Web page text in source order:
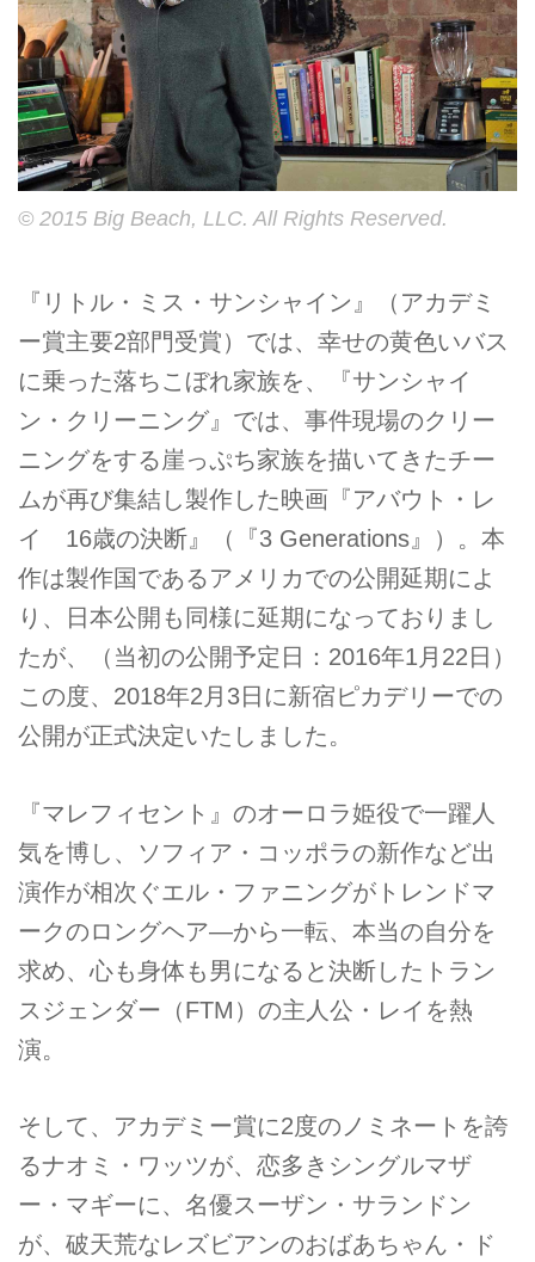
© 2015 Big Beach, LLC. All Rights Reserved.
『リトル・ミス・サンシャイン』（アカデミ
ー賞主要2部門受賞）では、幸せの黄色いバス
に乗った落ちこぼれ家族を、『サンシャイ
ン・クリーニング』では、事件現場のクリー
ニングをする崖っぷち家族を描いてきたチー
ムが再び集結し製作した映画『アバウト・レ
イ 16歳の決断』（『3 Generations』）。本
作は製作国であるアメリカでの公開延期によ
り、日本公開も同様に延期になっておりまし
たが、（当初の公開予定日：2016年1月22日）
この度、2018年2月3日に新宿ピカデリーでの
公開が正式決定いたしました。
『マレフィセント』のオーロラ姫役で一躍人
気を博し、ソフィア・コッポラの新作など出
演作が相次ぐエル・ファニングがトレンドマ
ークのロングヘア―から一転、本当の自分を
求め、心も身体も男になると決断したトラン
スジェンダー（FTM）の主人公・レイを熱
演。
そして、アカデミー賞に2度のノミネートを誇
るナオミ・ワッツが、恋多きシングルマザ
ー・マギーに、名優スーザン・サランドン
が、破天荒なレズビアンのおばあちゃん・ド